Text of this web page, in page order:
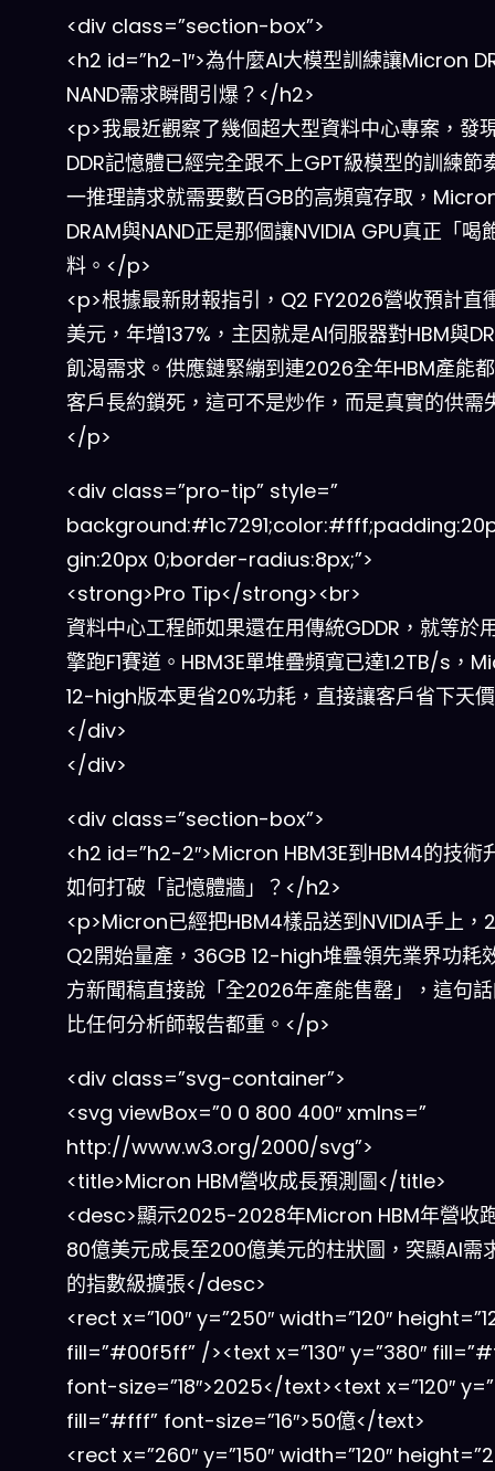
<div class=”section-box”>
<h2 id=”h2-1″>為什麼AI大模型訓練讓Micron
NAND需求瞬間引爆？</h2>
<p>我最近觀察了幾個超大型資料中心專案，發
DDR記憶體已經完全跟不上GPT級模型的訓練節
一推理請求就需要數百GB的高頻寬存取，
DRAM與NAND正是那個讓NVIDIA GPU真正「喝
料。</p>
<p>根據最新財報指引，Q2 FY2026營收預計直
美元，年增137%，主因就是AI伺服器對HBM與
飢渴需求。供應鏈緊繃到連2026全年HBM產能
客戶長約鎖死，這可不是炒作，而是真實的供需
</p>
<div class=”pro-tip” style=”
gin:20px 0;border-radius:8px;”>
<strong>Pro Tip</strong><br>
資料中心工程師如果還在用傳統GDDR，就等於
擎跑F1賽道。HBM3E單堆疊頻寬已達1.2TB/s，
12-high版本更省20%功耗，直接讓客戶省下天
</div>
</div>
<div class=”section-box”>
<h2 id=”h2-2″>Micron HBM3E到HBM4的技術
如何打破「記憶體牆」？</h2>
<p>Micron已經把HBM4樣品送到NVIDIA手上，
Q2開始量產，36GB 12-high堆疊領先業界功耗
方新聞稿直接說「全2026年產能售罄」，這句
比任何分析師報告都重。</p>
<div class=”svg-container”>
<svg viewBox=”0 0 800 400″ xmlns=”
http://www.w3.org/2000/svg”>
<title>Micron HBM營收成長預測圖</title>
<desc>顯示2025-2028年Micron HBM年營收
80億美元成長至200億美元的柱狀圖，突顯AI需
的指數級擴張</desc>
<rect x=”100″ y=”250″ width=”120″
fill=”#00f5ff” /><text x=”130″ y=”380″
font-size=”18″>2025</text><text x=”120″
fill=”#fff” font-size=”16″>50億</text>
<rect x=”260″ y=”150″ width=”120″